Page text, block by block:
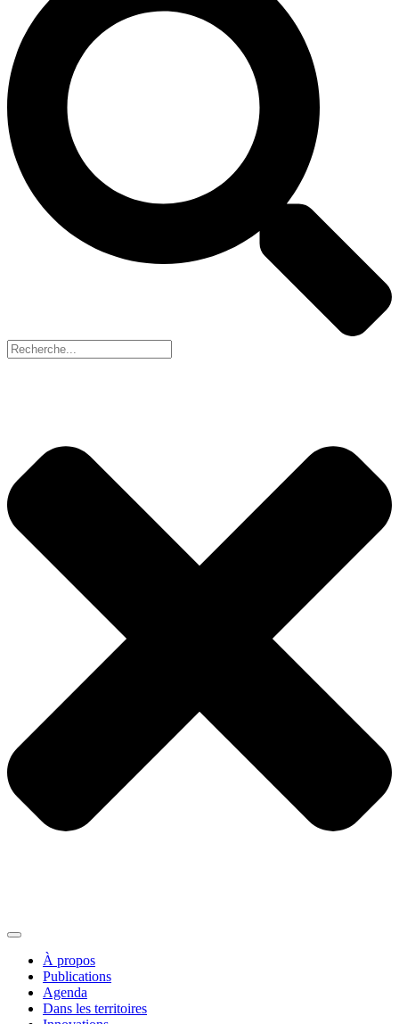
À propos
Publications
Agenda
Dans les territoires